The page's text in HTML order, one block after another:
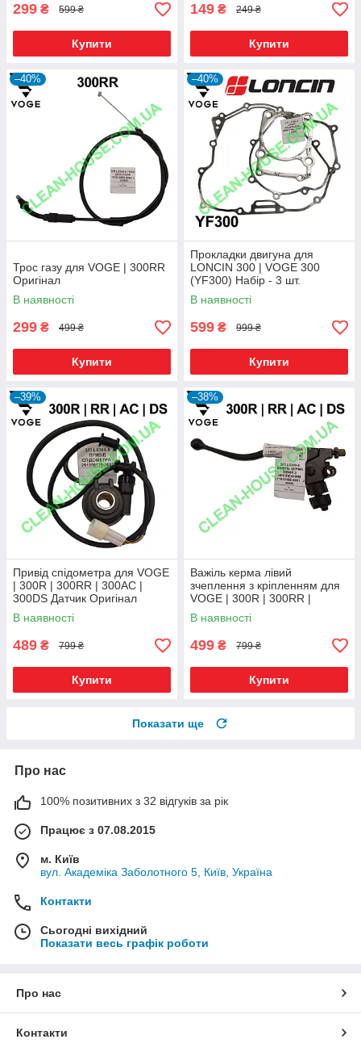
299 ₴ 599 ₴
Купити
149 ₴ 249 ₴
Купити
–40%
Трос газу для VOGE | 300RR
Оригінал
В наявності
299 ₴ 499 ₴
Купити
–40%
Прокладки двигуна для
LONCIN 300 | VOGE 300
(YF300) Набір - 3 шт.
Оригінал
В наявності
599 ₴ 999 ₴
Купити
–39%
Привід спідометра для VOGE
| 300R | 300RR | 300AC |
300DS Датчик Оригінал
В наявності
489 ₴ 799 ₴
Купити
–38%
Важіль керма лівий
зчеплення з кріпленням для
VOGE | 300R | 300RR |
300AC | 300DS Оригінал
В наявності
499 ₴ 799 ₴
Купити
Показати ще
Про нас
100% позитивних з 32 відгуків за рік
Працює з 07.08.2015
м. Київ
вул. Академіка Заболотного 5, Київ, Україна
Контакти
Сьогодні вихідний
Показати весь графік роботи
Про нас
Контакти